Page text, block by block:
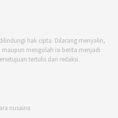
hak cipta. Dilarang menyalin,
mengolah isi berita menjadi
tertulis dari redaksi.